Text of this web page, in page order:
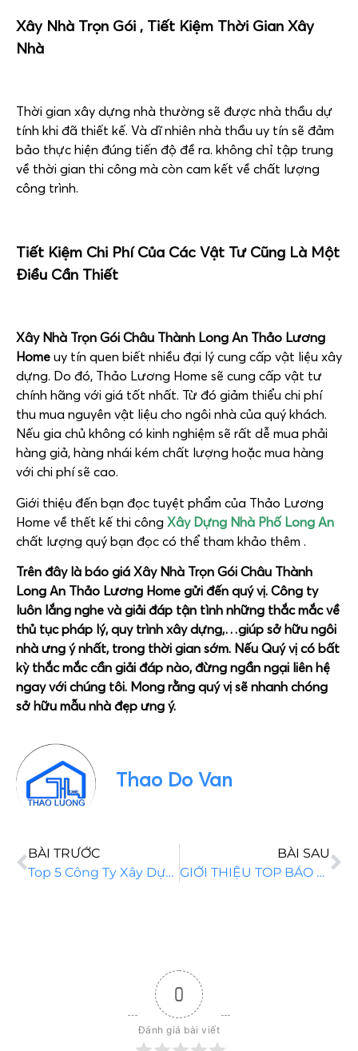
Xây Nhà Trọn Gói , Tiết Kiệm Thời Gian Xây
Nhà
Thời gian xây dựng nhà thường sẽ được nhà thầu dự
tính khi đã thiết kế. Và dĩ nhiên nhà thầu uy tín sẽ đảm
bảo thực hiện đúng tiến độ đề ra. không chỉ tập trung
về thời gian thi công mà còn cam kết về chất lượng
công trình.
Tiết Kiệm Chi Phí Của Các Vật Tư Cũng Là Một
Điều Cần Thiết
Xây Nhà Trọn Gói Châu Thành Long An Thảo Lương
Home uy tín quen biết nhiều đại lý cung cấp vật liệu xây
dựng. Do đó, Thảo Lương Home sẽ cung cấp vật tư
chính hãng với giá tốt nhất. Từ đó giảm thiểu chi phí
thu mua nguyên vật liệu cho ngôi nhà của quý khách.
Nếu gia chủ không có kinh nghiệm sẽ rất dễ mua phải
hàng giả, hàng nhái kém chất lượng hoặc mua hàng
với chi phí sẽ cao.
Giới thiệu đến bạn đọc tuyệt phẩm của Thảo Lương
Home về thết kế thi công Xây Dựng Nhà Phố Long An
chất lượng quý bạn đọc có thể tham khảo thêm .
Trên đây là báo giá Xây Nhà Trọn Gói Châu Thành
Long An Thảo Lương Home gửi đến quý vị. Công ty
luôn lắng nghe và giải đáp tận tình những thắc mắc về
thủ tục pháp lý, quy trình xây dựng,…giúp sở hữu ngôi
nhà ưng ý nhất, trong thời gian sớm. Nếu Quý vị có bất
kỳ thắc mắc cần giải đáp nào, đừng ngần ngại liên hệ
ngay với chúng tôi. Mong rằng quý vị sẽ nhanh chóng
sở hữu mẫu nhà đẹp ưng ý.
Thao Do Van
BÀI TRƯỚC
Top 5 Công Ty Xây Dựng Quận 1 Tp Hcm Uy Tín Nhất
BÀI SAU
GIỚI THIỆU TOP BÁO GIÁ XÂY DỰNG NHÀ PHỐ LONG AN
0
Đánh giá bài viết